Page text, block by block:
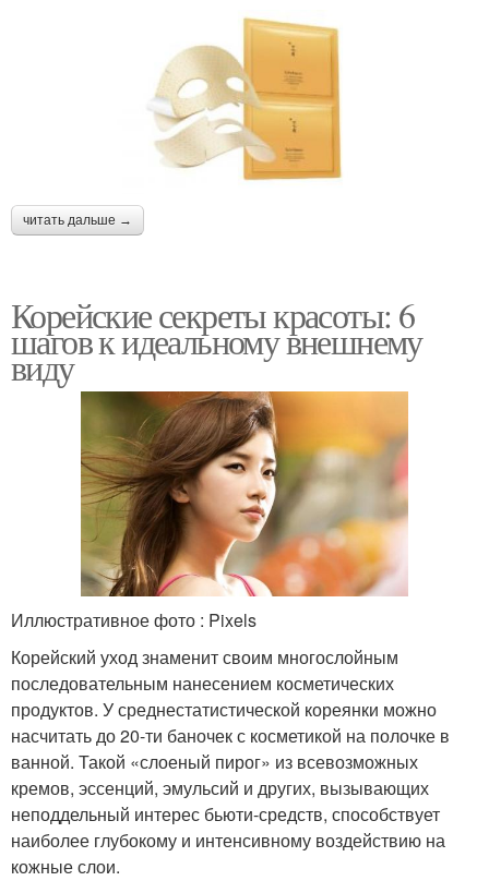
читать дальше →
Корейские секреты красоты: 6
шагов к идеальному внешнему
виду
Иллюстративное фото : Pixels
Корейский уход знаменит своим многослойным
последовательным нанесением косметических
продуктов. У среднестатистической кореянки можно
насчитать до 20-ти баночек с косметикой на полочке в
ванной. Такой «слоеный пирог» из всевозможных
кремов, эссенций, эмульсий и других, вызывающих
неподдельный интерес бьюти-средств, способствует
наиболее глубокому и интенсивному воздействию на
кожные слои.